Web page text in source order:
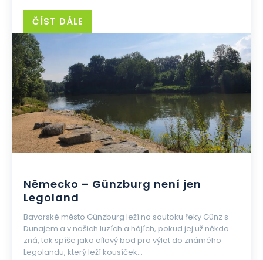
ČÍST DÁLE
Německo – Günzburg není jen
Legoland
Bavorské město Günzburg leží na soutoku řeky Günz s
Dunajem a v našich luzích a hájích, pokud jej už někdo
zná, tak spíše jako cílový bod pro výlet do známého
Legolandu, který leží kousíček...